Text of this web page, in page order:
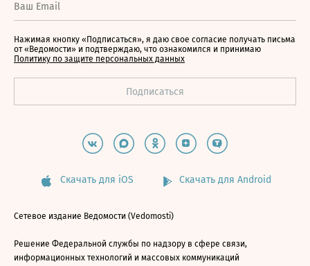
Нажимая кнопку «Подписаться», я даю свое согласие получать письма
от «Ведомости» и подтверждаю, что ознакомился и принимаю
Политику по защите персональных данных
Скачать для iOS Скачать для Android
Сетевое издание Ведомости (Vedomosti)
Решение Федеральной службы по надзору в сфере связи,
информационных технологий и массовых коммуникаций